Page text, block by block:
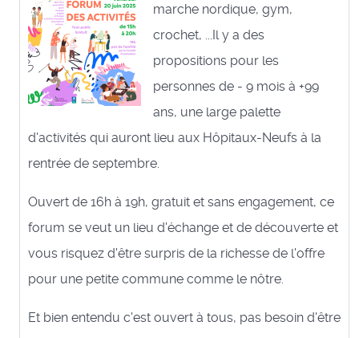
marche nordique, gym,
crochet, ...Il y a des
propositions pour les
personnes de - 9 mois à +99
ans, une large palette
d'activités qui auront lieu aux Hôpitaux-Neufs à la
rentrée de septembre.
Ouvert de 16h à 19h, gratuit et sans engagement, ce
forum se veut un lieu d'échange et de découverte et
vous risquez d'être surpris de la richesse de l'offre
pour une petite commune comme le nôtre.
Et bien entendu c'est ouvert à tous, pas besoin d'être